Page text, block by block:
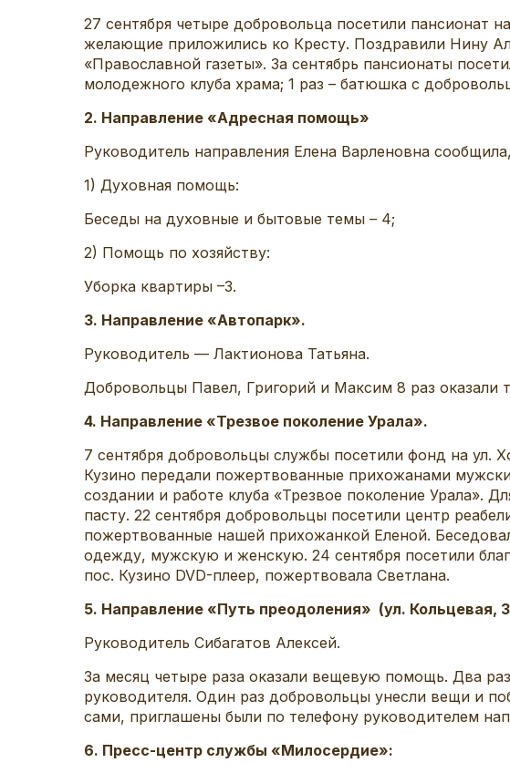
27 сентября четыре добровольца посетили пансионат
желающие приложились ко Кресту. Поздравили Нину
«Православной газеты». За сентябрь пансионаты
молодежного клуба храма; 1 раз – батюшка с
2. Направление «Адресная помощь»
Руководитель направления Елена Варленовна
1) Духовная помощь:
Беседы на духовные и бытовые темы – 4;
2) Помощь по хозяйству:
Уборка квартиры –3.
3. Направление «Автопарк».
Руководитель — Лактионова Татьяна.
Добровольцы Павел, Григорий и Максим 8 раз оказали
4. Направление «Трезвое поколение Урала».
7 сентября добровольцы службы посетили фонд на ул.
Кузино передали пожертвованные прихожанами
создании и работе клуба «Трезвое поколение Урала».
пасту. 22 сентября добровольцы посетили центр
пожертвованные нашей прихожанкой Еленой.
одежду, мужскую и женскую. 24 сентября посетили
пос. Кузино DVD-плеер, пожертвовала Светлана.
5. Направление «Путь преодоления» (ул. Кольцевая,
Руководитель Сибагатов Алексей.
За месяц четыре раза оказали вещевую помощь. Два
руководителя. Один раз добровольцы унесли вещи и
сами, приглашены были по телефону руководителем
6. Пресс-центр службы «Милосердие»: